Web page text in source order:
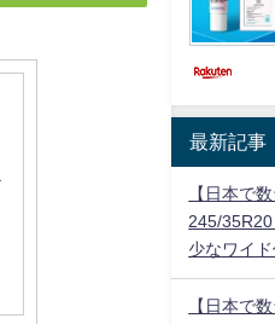
最新記事
【日本で
245/
少なワイド
【日本で